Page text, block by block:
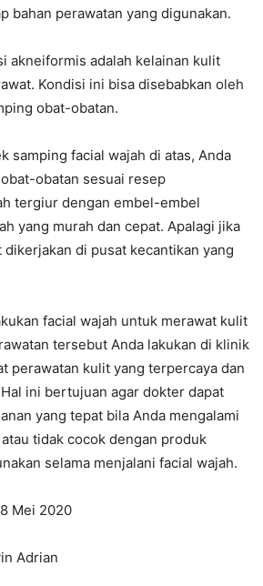
bahan perawatan yang digunakan.
akneiformis adalah kelainan kulit
Kondisi ini bisa disebabkan oleh
obat-obatan.
samping facial wajah di atas, Anda
obatan sesuai resep
tergiur dengan embel-embel
yang murah dan cepat. Apalagi jika
di pusat kecantikan yang
facial wajah untuk merawat kulit
tersebut Anda lakukan di klinik
perawatan kulit yang terpercaya dan
ini bertujuan agar dokter dapat
yang tepat bila Anda mengalami
tidak cocok dengan produk
selama menjalani facial wajah.
Mei 2020
Adrian